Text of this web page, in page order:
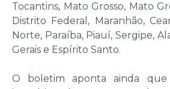
Tocantins, Mato Grosso, Mato
Distrito Federal, Maranhão,
Norte, Paraíba, Piauí, Sergipe,
Gerais e Espírito Santo.
O boletim aponta ainda